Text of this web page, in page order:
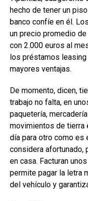
hecho de tener un
banco confíe en él.
un precio promedio
con 2.000 euros al
los préstamos
mayores ventajas.
De momento, dicen,
trabajo no falta, en
paquetería,
movimientos de tierra
día para otro como es
considera afortunado,
en casa. Facturan
permite pagar la letra
del vehículo y